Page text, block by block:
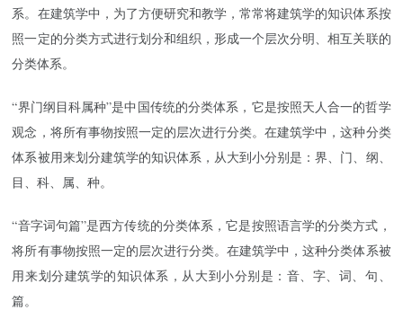
系。在建筑学中，为了方便研究和教学，常常将建筑学的知识体系按
照一定的分类方式进行划分和组织，形成一个层次分明、相互关联的
分类体系。
“界门纲目科属种”是中国传统的分类体系，它是按照天人合一的哲学
观念，将所有事物按照一定的层次进行分类。在建筑学中，这种分类
体系被用来划分建筑学的知识体系，从大到小分别是：界、门、纲、
目、科、属、种。
“音字词句篇”是西方传统的分类体系，它是按照语言学的分类方式，
将所有事物按照一定的层次进行分类。在建筑学中，这种分类体系被
用来划分建筑学的知识体系，从大到小分别是：音、字、词、句、
篇。